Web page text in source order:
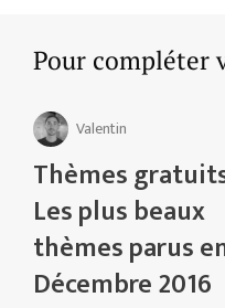
Pour compléter
Valentin
Thèmes
Les plus beaux
thèmes parus
Décembre 2016